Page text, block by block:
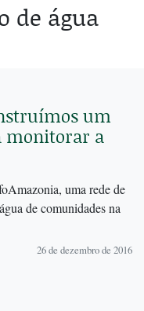
de água
um
monitorar a
uma rede de
de comunidades na
26 de dezembro de 2016